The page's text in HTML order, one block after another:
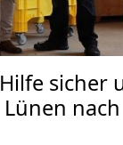
sicher